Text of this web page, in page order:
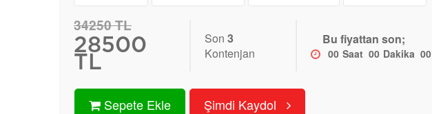
34250 TL
28500
TL
Son 3
Kontenjan
Bu fiyattan son;
00 Saat 00 Dakika 00
Sepete Ekle Şimdi Kaydol